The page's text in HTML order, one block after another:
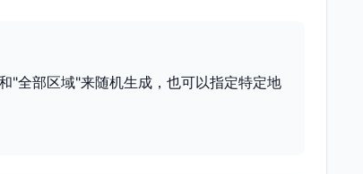
"全部区域"来随机生成，也可以指定特定地